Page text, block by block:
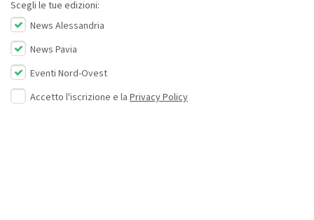
Scegli le tue edizioni:
News Alessandria
News Pavia
Eventi Nord-Ovest
Accetto l'iscrizione e la Privacy Policy